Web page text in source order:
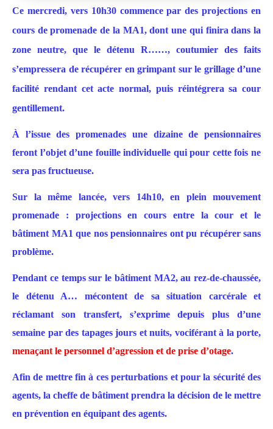
Ce mercredi, vers 10h30 commence par des projections en
cours de promenade de la MA1, dont une qui finira dans la
zone neutre, que le détenu R……, coutumier des faits
s’empressera de récupérer en grimpant sur le grillage d’une
facilité rendant cet acte normal, puis réintégrera sa cour
gentillement.
À l’issue des promenades une dizaine de pensionnaires
feront l’objet d’une fouille individuelle qui pour cette fois ne
sera pas fructueuse.
Sur la même lancée, vers 14h10, en plein mouvement
promenade : projections en cours entre la cour et le
bâtiment MA1 que nos pensionnaires ont pu récupérer sans
problème.
Pendant ce temps sur le bâtiment MA2, au rez-de-chaussée,
le détenu A… mécontent de sa situation carcérale et
réclamant son transfert, s’exprime depuis plus d’une
semaine par des tapages jours et nuits, vociférant à la porte,
menaçant le personnel d’agression et de prise d’otage.
Afin de mettre fin à ces perturbations et pour la sécurité des
agents, la cheffe de bâtiment prendra la décision de le mettre
en prévention en équipant des agents.